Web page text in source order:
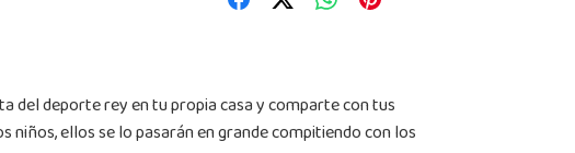
deporte rey en tu propia casa y comparte con tus
ellos se lo pasarán en grande compitiendo con los